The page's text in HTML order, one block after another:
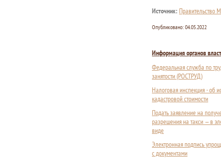
Источник: Правительство
Опубликовано: 04.05.2022
Информация органов
Федеральная служба по
занятости (РОСТРУД)
Налоговая инспекция - об
кадастровой стоимости
Подать заявление на
разрешения на такси — в
виде
Электронная подпись
с документами